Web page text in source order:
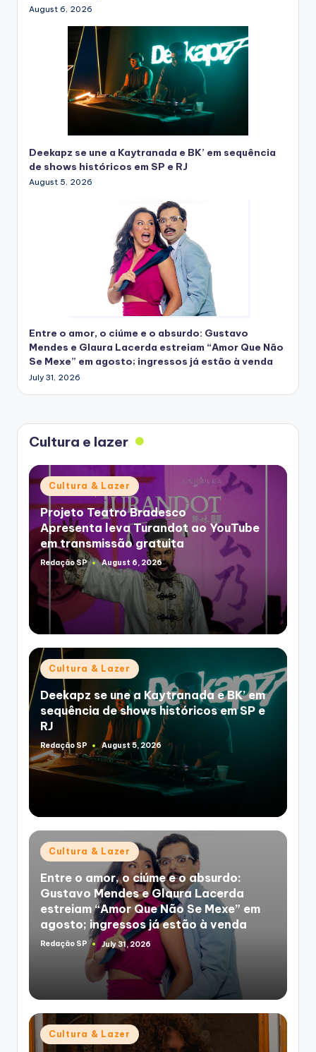
August 6, 2026
Deekapz se une a Kaytranada e BK’ em sequência
de shows históricos em SP e RJ
August 5, 2026
Entre o amor, o ciúme e o absurdo: Gustavo
Mendes e Glaura Lacerda estreiam “Amor Que Não
Se Mexe” em agosto; ingressos já estão à venda
July 31, 2026
Cultura e lazer
Posted
in
Cultura & Lazer
Projeto Teatro Bradesco
Apresenta leva Turandot ao YouTube
em transmissão gratuita
Posted
by
Redação SP August 6, 2026
Posted
in
Cultura & Lazer
Deekapz se une a Kaytranada e BK’ em
sequência de shows históricos em SP e
RJ
Posted
by
Redação SP August 5, 2026
Posted
in
Cultura & Lazer
Entre o amor, o ciúme e o absurdo:
Gustavo Mendes e Glaura Lacerda
estreiam “Amor Que Não Se Mexe” em
agosto; ingressos já estão à venda
Posted
Redação SP July 31, 2026
Posted
in
Cultura & Lazer